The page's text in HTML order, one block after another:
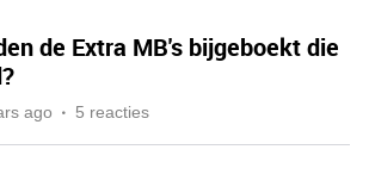
de Extra MB's bijgeboekt die
ago 5 reacties